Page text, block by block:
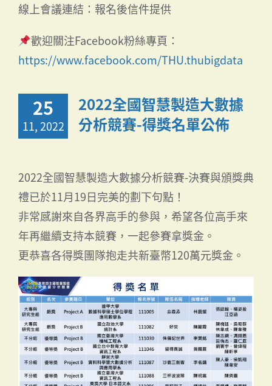
線上會議連結：報名後信件提供
歡迎關注Facebook粉絲專頁：
https://www.facebook.com/THU.thubigdata
25
11, 2022
2022全國智慧製造大數據
分析競賽-得獎名單公佈
2022全國智慧製造大數據分析競賽-決賽與頒獎典
禮已於11月19日完美的劃下句點！
非常感謝來自各界高手的參與，希望各位高手來
年再繼續支持本競賽，一起參賽拿獎金。
更恭喜各得獎團隊抱走共新臺幣120萬元獎金。